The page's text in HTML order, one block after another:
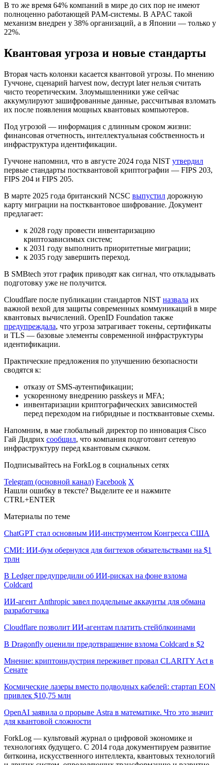
В то же время 64% компаний в мире до сих пор не имеют
полноценно работающей PAM-системы. В APAC такой
механизм внедрен у 38% организаций, а в Японии — только у
22%.
Квантовая угроза и новые стандарты
Вторая часть колонки касается квантовой угрозы. По мнению
Гуччоне, сценарий harvest now, decrypt later нельзя считать
чисто теоретическим. Злоумышленники уже сейчас
аккумулируют зашифрованные данные, рассчитывая взломать
их после появления мощных квантовых компьютеров.
Под угрозой — информация с длинным сроком жизни:
финансовая отчетность, интеллектуальная собственность и
инфраструктура идентификации.
Гуччоне напомнил, что в августе 2024 года NIST утвердил
первые стандарты постквантовой криптографии — FIPS 203,
FIPS 204 и FIPS 205.
В марте 2025 года британский NCSC выпустил дорожную
карту миграции на постквантовое шифрование. Документ
предлагает:
к 2028 году провести инвентаризацию
криптозависимых систем;
к 2031 году выполнить приоритетные миграции;
к 2035 году завершить переход.
В SMBtech этот график приводят как сигнал, что откладывать
подготовку уже не получится.
Cloudflare после публикации стандартов NIST назвала их
важной вехой для защиты современных коммуникаций в мире
квантовых вычислений. OpenID Foundation также
предупреждала, что угроза затрагивает токены, сертификаты
и TLS — базовые элементы современной инфраструктуры
идентификации.
Практические предложения по улучшению безопасности
сводятся к:
отказу от SMS-аутентификации;
ускоренному внедрению passkeys и MFA;
инвентаризации криптографических зависимостей
перед переходом на гибридные и постквантовые схемы.
Напомним, в мае глобальный директор по инновация Cisco
Гай Дидрих сообщил, что компания подготовит сетевую
инфраструктуру перед квантовым скачком.
Подписывайтесь на ForkLog в социальных сетях
Telegram (основной канал) Facebook X
Нашли ошибку в тексте? Выделите ее и нажмите
CTRL+ENTER
Материалы по теме
ChatGPT стал основным ИИ-инструментом Конгресса США
СМИ: ИИ-бум обернулся для бигтехов обязательствами на $1
трлн
В Ledger предупредили об ИИ-рисках на фоне взлома
Coldcard
ИИ-агент Anthropic завел поддельные аккаунты для обмана
разработчика
Cloudflare позволит ИИ-агентам платить стейблкоинами
В Dragonfly оценили предотвращение взлома Coldcard в $2
Мнение: криптоиндустрия переживет провал CLARITY Act в
Сенате
Космические лазеры вместо подводных кабелей: стартап EON
привлек $10,75 млн
OpenAI заявила о прорыве Astra в математике. Что это значит
для квантовой сложности
ForkLog — культовый журнал о цифровой экономике и
технологиях будущего. С 2014 года документируем развитие
биткоина, искусственного интеллекта, квантовых технологий